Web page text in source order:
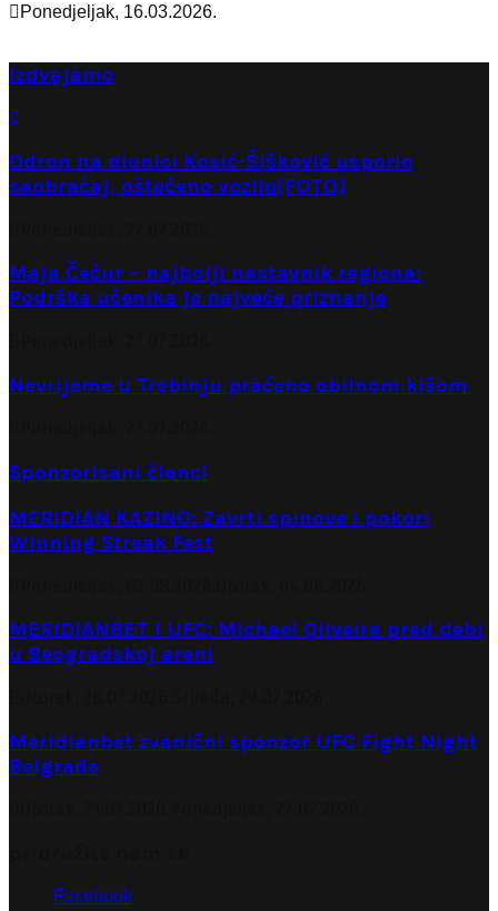
Ponedjeljak, 16.03.2026.
Izdvajamo
Odron na dionici Kosić-Šišković usporio
saobraćaj, oštećeno vozilo(FOTO)
Maja Čečur – najbolji nastavnik regiona:
Podrška učenika je najveće priznanje
Nevrijeme u Trebinju praćeno obilnom kišom
Sponzorisani članci
MERIDIAN KAZINO: Zavrti spinove i pokori
Winning Streak Fest
MERIDIANBET I UFC: Michael Oliveira pred debi
u Beogradskoj areni
Meridianbet zvanični sponzor UFC Fight Night
Belgrade
Facebook